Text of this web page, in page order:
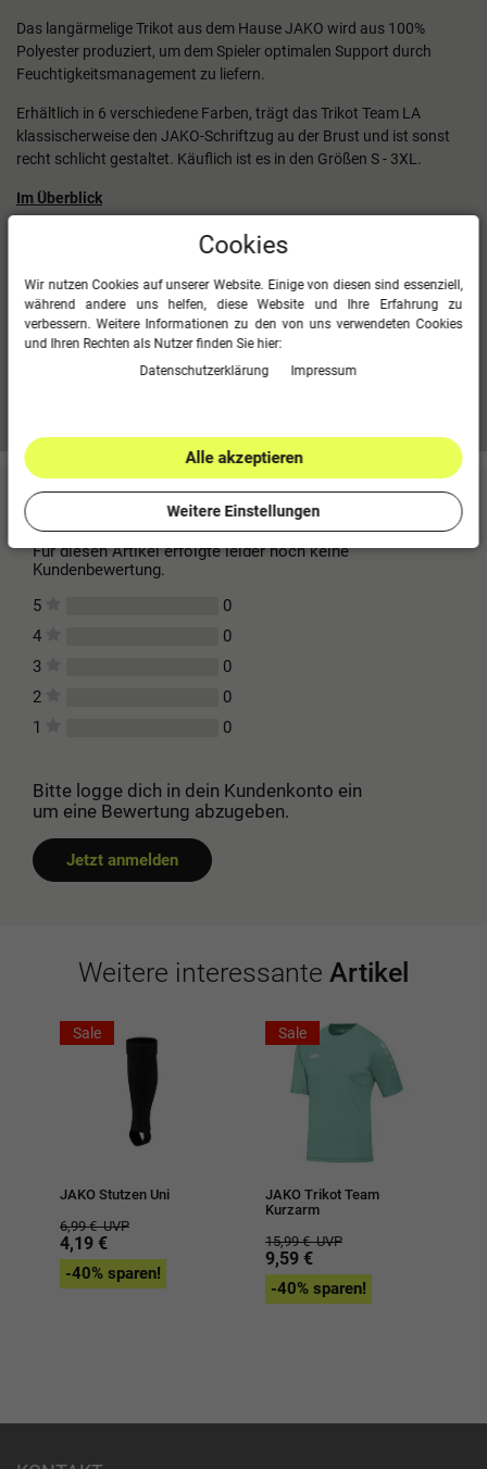
Das langärmelige Trikot aus dem Hause JAKO wird aus 100%
Polyester produziert, um dem Spieler optimalen Support durch
Feuchtigkeitsmanagement zu liefern.
Erhältlich in 6 verschiedene Farben, trägt das Trikot Team LA
klassischerweise den JAKO-Schriftzug au der Brust und ist sonst
recht schlicht gestaltet. Käuflich ist es in den Größen S - 3XL.
Im Überblick
100 % Polyester
Größe S - 3XL
6 verschiedene Farben
Kundenbewertungen
Für diesen Artikel erfolgte leider noch keine
Kundenbewertung.
5
0
4
0
3
0
2
0
1
0
Bitte logge dich in dein Kundenkonto ein
um eine Bewertung abzugeben.
Jetzt anmelden
Weitere interessante Artikel
Sale
JAKO Stutzen Uni
6,99 €UVP
4,19 €
-40% sparen!
Sale
JAKO Trikot Team
Kurzarm
15,99 €UVP
9,59 €
-40% sparen!
Cookies
Wir nutzen Cookies auf unserer Website. Einige von diesen sind essenziell,
während andere uns helfen, diese Website und Ihre Erfahrung zu
verbessern. Weitere Informationen zu den von uns verwendeten Cookies
und Ihren Rechten als Nutzer finden Sie hier:
Daten­schutz­erklärung
Impressum
Alle akzeptieren
Weitere Einstellungen